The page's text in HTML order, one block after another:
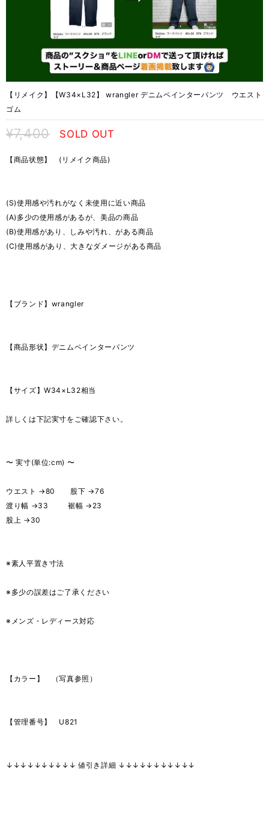
【リメイク】【W34×L32】 wrangler デニムペインターパンツ ウエスト
ゴム
¥7,400 SOLD OUT
【商品状態】 (リメイク商品)
(S)使用感や汚れがなく未使用に近い商品
(A)多少の使用感があるが、美品の商品
(B)使用感があり、しみや汚れ、がある商品
(C)使用感があり、大きなダメージがある商品
【ブランド】wrangler
【商品形状】デニムペインターパンツ
【サイズ】W34×L32相当
詳しくは下記実寸をご確認下さい。
〜 実寸(単位:cm) 〜
ウエスト →80 股下 →76
渡り幅 →33 裾幅 →23
股上 →30
※素人平置き寸法
※多少の誤差はご了承ください
※メンズ・レディース対応
【カラー】 （写真参照）
【管理番号】 U821
↓↓↓↓↓↓↓↓↓↓ 値引き詳細 ↓↓↓↓↓↓↓↓↓↓↓